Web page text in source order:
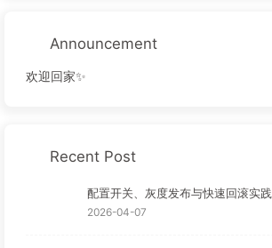
Announcement
欢迎回家✨
Recent Post
配置开关、灰度发布与快速回滚实践
2026-04-07